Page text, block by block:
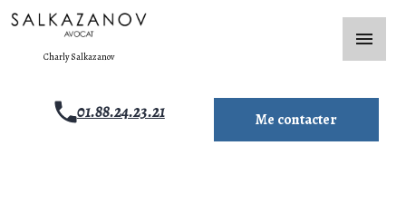
Charly Salkazanov
menu
01.88.24.23.21 Me contacter
Panneau de gestion des cookies